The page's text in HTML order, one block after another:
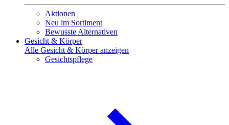
Aktionen
Neu im Sortiment
Bewusste Alternativen
Gesicht & Körper
Alle Gesicht & Körper anzeigen
Gesichtspflege